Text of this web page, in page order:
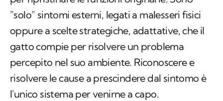
"solo" sintomi esterni, legati a malesseri fisici
oppure a scelte strategiche, adattative, che il
gatto compie per risolvere un problema
percepito nel suo ambiente. Riconoscere e
risolvere le cause a prescindere dal sintomo è
l'unico sistema per venirne a capo.